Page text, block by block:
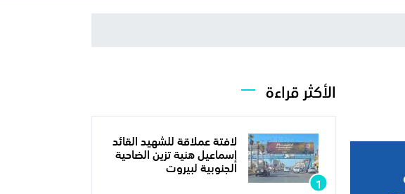
الأكثر قراءة
لافتة عملاقة للشهيد القائد
إسماعيل هنية تزين الضاحية
الجنوبية لبيروت